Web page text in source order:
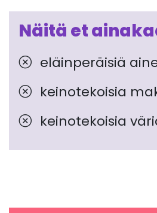
Näitä et
eläinperäisiä
keinotekoisia
keinotekoisia